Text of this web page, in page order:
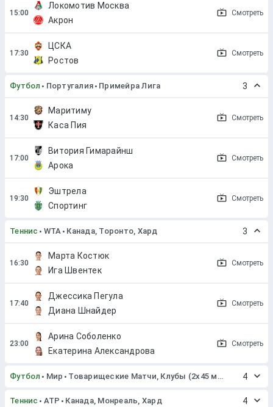
Локомотив Москва
Акрон
Смотреть
ЦСКА
Ростов
Смотреть
Футбол Португалия Примейра Лига 3
Маритиму
Каса Пия
Смотреть
Витория Гимарайнш
Арока
Смотреть
Эштрела
Спортинг
Смотреть
Теннис WTA Канада, Торонто, Хард 3
Марта Костюк
Ига Швентек
Смотреть
Джессика Пегула
Диана Шнайдер
Смотреть
Арина Соболенко
Екатерина Александрова
Смотреть
Футбол Мир Товарищеские Матчи, Клубы (2x45 мин. или 2x40 мин.) 4
Теннис ATP Канада, Монреаль, Хард 4